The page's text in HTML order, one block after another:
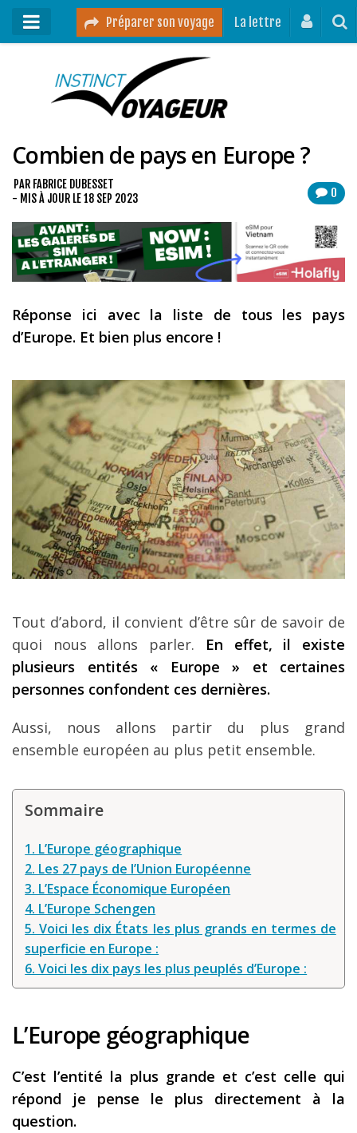
Préparer son voyage La lettre
Mon podcast
Destinations
Mes ressources pour voyager
A propos
Contact
Blog voyage
Les derniers articles
Podcast
Préparer son voyage
Destinations
LA LETTRE
Outils pour voyageur
Sites utiles
Le logement en voyage
Assurance voyage !
LA carte bancaire
voyage !
Louer une voiture !
Mes guides voyage
L’auteur
Combien de pays en Europe ?
0
PAR FABRICE DUBESSET
- MIS À JOUR LE18 SEP 2023
Réponse ici avec la liste de tous les pays
d’Europe. Et bien plus encore !
Tout d’abord, il convient d’être sûr de savoir de
quoi nous allons parler. En effet, il existe
plusieurs entités « Europe » et certaines
personnes confondent ces dernières.
Aussi, nous allons partir du plus grand
ensemble européen au plus petit ensemble.
Sommaire
1. L’Europe géographique
2. Les 27 pays de l’Union Européenne
3. L’Espace Économique Européen
4. L’Europe Schengen
5. Voici les dix États les plus grands en termes de
superficie en Europe :
6. Voici les dix pays les plus peuplés d’Europe :
L’Europe géographique
C’est l’entité la plus grande et c’est celle qui
répond je pense le plus directement à la
question.